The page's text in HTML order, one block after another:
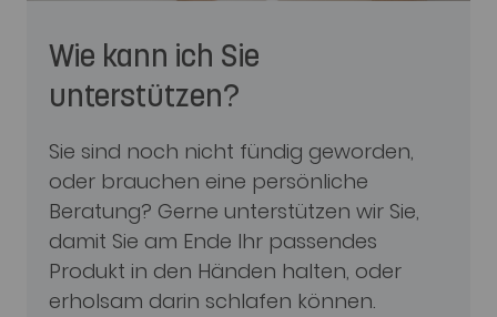
Wie kann ich Sie
unterstützen?
Sie sind noch nicht fündig geworden,
oder brauchen eine persönliche
Beratung? Gerne unterstützen wir Sie,
damit Sie am Ende Ihr passendes
Produkt in den Händen halten, oder
erholsam darin schlafen können.